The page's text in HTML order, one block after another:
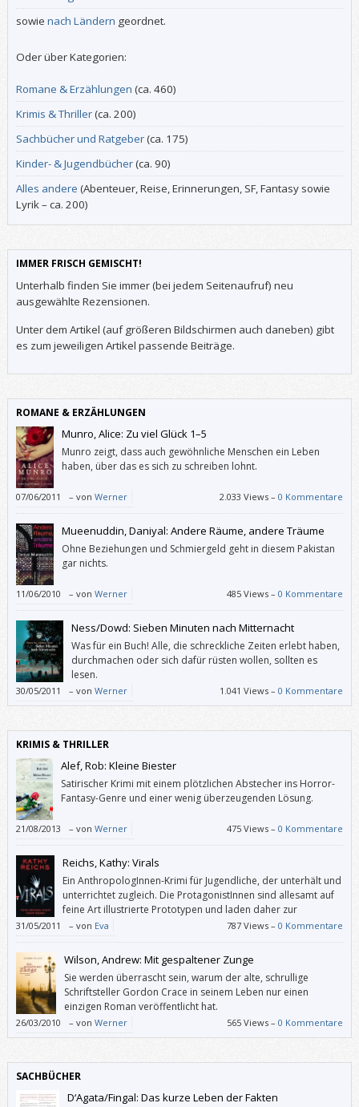
sowie nach Ländern geordnet.
Oder über Kategorien:
Romane & Erzählungen (ca. 460)
Krimis & Thriller(ca. 200)
Sachbücher und Ratgeber(ca. 175)
Kinder- & Jugendbücher(ca. 90)
Alles andere (Abenteuer, Reise, Erinnerungen, SF, Fantasy sowie
Lyrik – ca. 200)
IMMER FRISCH GEMISCHT!
Unterhalb finden Sie immer (bei jedem Seitenaufruf) neu
ausgewählte Rezensionen.
Unter dem Artikel (auf größeren Bildschirmen auch daneben) gibt
es zum jeweiligen Artikel passende Beiträge.
ROMANE & ERZÄHLUNGEN
Munro, Alice: Zu viel Glück 1–5
Munro zeigt, dass auch gewöhnliche Menschen ein Leben
haben, über das es sich zu schreiben lohnt.
07/06/2011 – von Werner 2.033 Views –0 Kommentare
Mueenuddin, Daniyal: Andere Räume, andere Träume
Ohne Beziehungen und Schmiergeld geht in diesem Pakistan
gar nichts.
11/06/2010 – von Werner 485 Views –0 Kommentare
Ness/Dowd: Sieben Minuten nach Mitternacht
Was für ein Buch! Alle, die schreckliche Zeiten erlebt haben,
durchmachen oder sich dafür rüsten wollen, sollten es
lesen.
30/05/2011 – von Werner 1.041 Views –0 Kommentare
KRIMIS & THRILLER
Alef, Rob: Kleine Biester
Satirischer Krimi mit einem plötzlichen Abstecher ins Horror-
Fantasy-Genre und einer wenig überzeugenden Lösung.
21/08/2013 – von Werner 475 Views –0 Kommentare
Reichs, Kathy: Virals
Ein AnthropologInnen-Krimi für Jugendliche, der unterhält und
unterrichtet zugleich. Die ProtagonistInnen sind allesamt auf
feine Art illustrierte Prototypen und laden daher zur
Identifikation ein; dieses Buch wird aber wohl eher Mädchen
ansprechen.
31/05/2011 – von Eva 787 Views –0 Kommentare
Wilson, Andrew: Mit gespaltener Zunge
Sie werden überrascht sein, warum der alte, schrullige
Schriftsteller Gordon Crace in seinem Leben nur einen
einzigen Roman veröffentlicht hat.
26/03/2010 – von Werner 565 Views –0 Kommentare
SACHBÜCHER
D‘Agata/Fingal: Das kurze Leben der Fakten